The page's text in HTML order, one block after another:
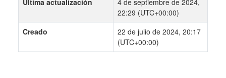
Última actualización
4 de septiembre de 2024,
22:29 (UTC+00:00)
Creado
22 de julio de 2024, 20:17
(UTC+00:00)